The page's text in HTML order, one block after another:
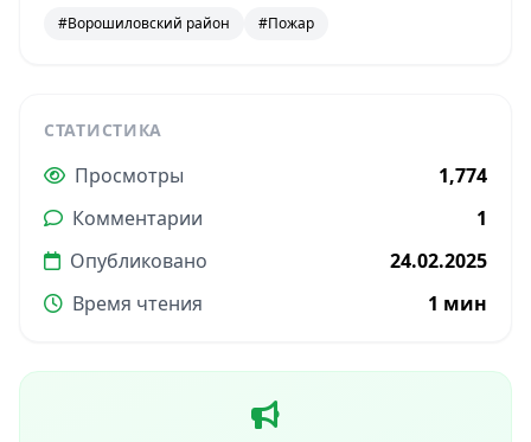
#Ворошиловский район #Пожар
СТАТИСТИКА
Просмотры
1,774
Комментарии
1
Опубликовано
24.02.2025
Время чтения
1 мин